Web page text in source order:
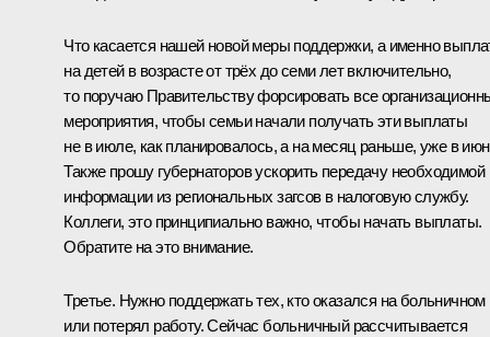
Что касается нашей новой меры поддержки, а именно
на детей в возрасте от трёх до семи лет включительно,
то поручаю Правительству форсировать все
мероприятия, чтобы семьи начали получать эти выплаты
не в июле, как планировалось, а на месяц раньше, уже в
Также прошу губернаторов ускорить передачу необходимой
информации из региональных загсов в налоговую службу.
Коллеги, это принципиально важно, чтобы начать выплаты.
Обратите на это внимание.
Третье. Нужно поддержать тех, кто оказался на больничном
или потерял работу. Сейчас больничный рассчитывается